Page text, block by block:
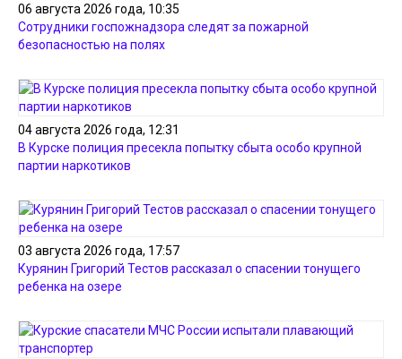
06 августа 2026 года, 10:35
Сотрудники госпожнадзора следят за пожарной
безопасностью на полях
04 августа 2026 года, 12:31
В Курске полиция пресекла попытку сбыта особо крупной
партии наркотиков
03 августа 2026 года, 17:57
Курянин Григорий Тестов рассказал о спасении тонущего
ребенка на озере